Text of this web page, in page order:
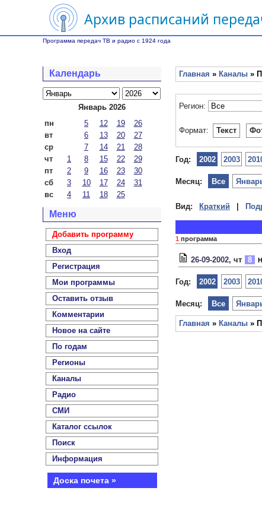
Архив расписаний
Программа передач ТВ и радио с 1924 года
Календарь
Январь 2026
пн
5 12 19
26
вт
6 13 20
27
ср
7 14 21
28
чт
1 8 15 22
29
пт
2 9 16 23
30
сб
3 10 17 24
31
вс
4 11 18 25
Меню
Добавить программу
Вход
Регистрация
Мои программы
Оставить отзыв
Комментарии
Новое на сайте
По годам
Регионы
Каналы
Радио
СМИ
Каталог ссылок
Поиск
Информация
Доска почета »
Главная » Каналы »
Регион:
Формат: Текст
Год: 2002 2003
Месяц: Все
Вид: Краткий
1 программа
26-09-2002, чт 8
Год: 2002 2003
Месяц: Все
Главная » Каналы »